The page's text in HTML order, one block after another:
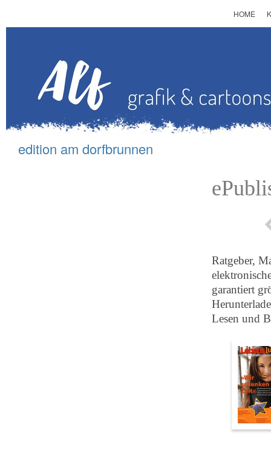
edition am dorfbrunnen
HOME
Ratgeber,
garantiert
Lesen und